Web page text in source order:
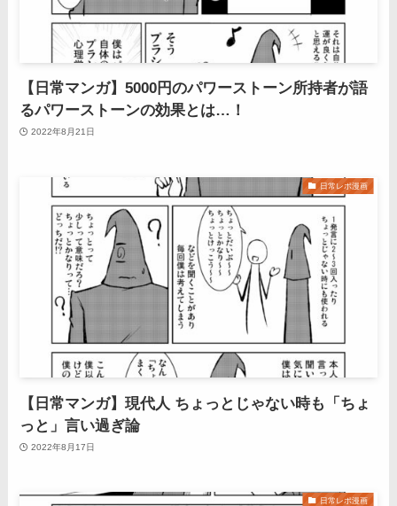
【日常マンガ】5000円のパワーストーン所持者が語
るパワーストーンの効果とは…！
2022年8月21日
日常レポ漫画
【日常マンガ】現代人 ちょっとじゃない時も「ちょ
っと」言い過ぎ論
2022年8月17日
日常レポ漫画